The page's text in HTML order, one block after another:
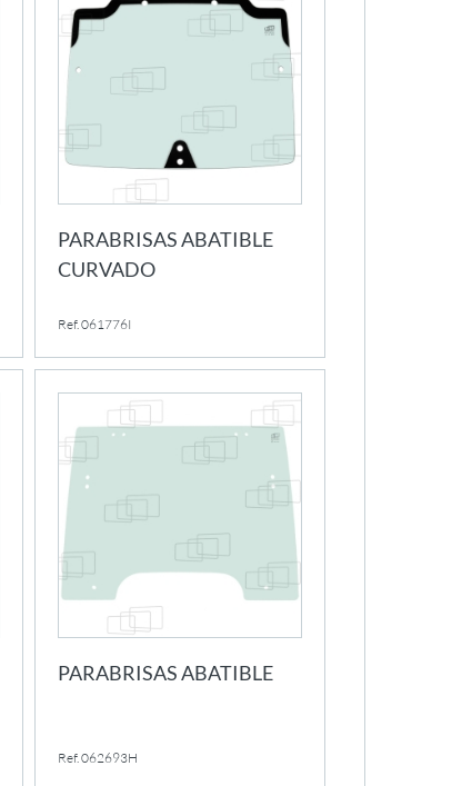
PARABRISAS ABATIBLE
CURVADO
Ref. 061776I
PARABRISAS ABATIBLE
Ref. 062693H